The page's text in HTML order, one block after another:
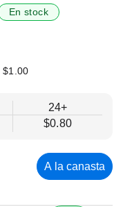
En stock
$1.00
24+
$0.80
A la canasta